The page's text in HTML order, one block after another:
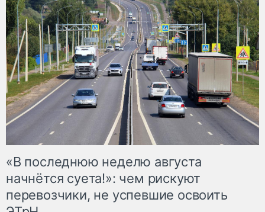
«В последнюю неделю августа
начнётся суета!»: чем рискуют
перевозчики, не успевшие освоить